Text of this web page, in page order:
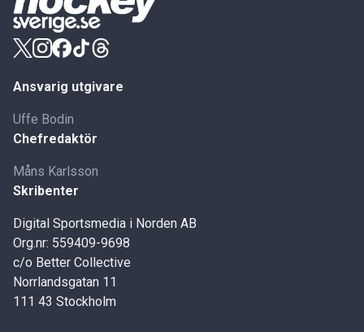
Ansvarig utgivare
Uffe Bodin
Chefredaktör
Måns Karlsson
Skribenter
Digital Sportsmedia i Norden AB
Org.nr: 559409-9698
c/o Better Collective
Norrlandsgatan 11
111 43 Stockholm